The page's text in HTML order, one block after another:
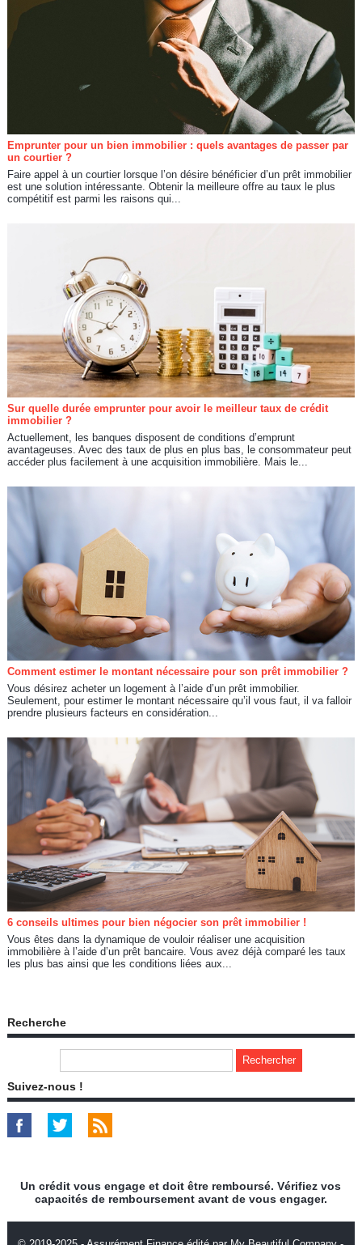
Emprunter pour un bien immobilier : quels avantages de passer par
un courtier ?
Faire appel à un courtier lorsque l’on désire bénéficier d’un prêt immobilier
est une solution intéressante. Obtenir la meilleure offre au taux le plus
compétitif est parmi les raisons qui...
Sur quelle durée emprunter pour avoir le meilleur taux de crédit
immobilier ?
Actuellement, les banques disposent de conditions d’emprunt
avantageuses. Avec des taux de plus en plus bas, le consommateur peut
accéder plus facilement à une acquisition immobilière. Mais le...
Comment estimer le montant nécessaire pour son prêt immobilier ?
Vous désirez acheter un logement à l’aide d’un prêt immobilier.
Seulement, pour estimer le montant nécessaire qu’il vous faut, il va falloir
prendre plusieurs facteurs en considération...
6 conseils ultimes pour bien négocier son prêt immobilier !
Vous êtes dans la dynamique de vouloir réaliser une acquisition
immobilière à l’aide d’un prêt bancaire. Vous avez déjà comparé les taux
les plus bas ainsi que les conditions liées aux...
Recherche
Suivez-nous !
Un crédit vous engage et doit être remboursé. Vérifiez vos
capacités de remboursement avant de vous engager.